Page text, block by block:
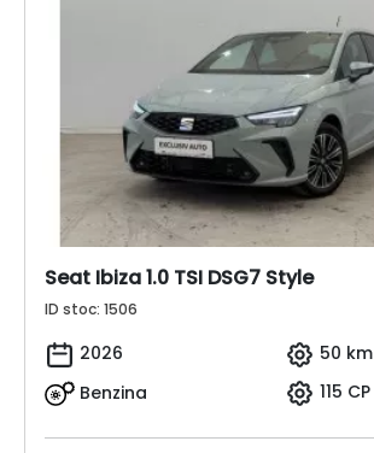
Seat Ibiza 1.0 TSI DSG7 Style
ID stoc: 1506
2026
50 km
Benzina
115 CP